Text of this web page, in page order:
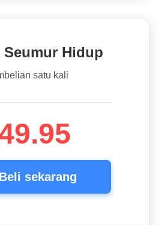
Hidup
satu kali
Beli sekarang